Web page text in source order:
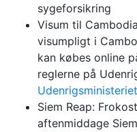
sygeforsikring
Visum til
visumpligt i
kan købes online
reglerne på
Siem Reap:
aftenmiddage